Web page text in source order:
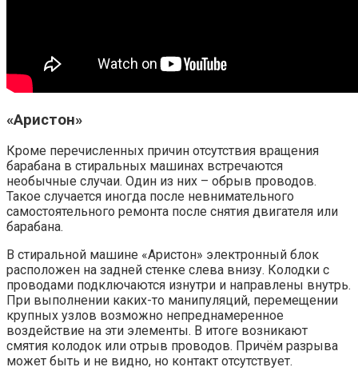
«Аристон»
Кроме перечисленных причин отсутствия вращения
барабана в стиральных машинах встречаются
необычные случаи. Один из них – обрыв проводов.
Такое случается иногда после невнимательного
самостоятельного ремонта после снятия двигателя или
барабана.
В стиральной машине «Аристон» электронный блок
расположен на задней стенке слева внизу. Колодки с
проводами подключаются изнутри и направлены внутрь.
При выполнении каких-то манипуляций, перемещении
крупных узлов возможно непреднамеренное
воздействие на эти элементы. В итоге возникают
смятия колодок или отрыв проводов. Причём разрыва
может быть и не видно, но контакт отсутствует.